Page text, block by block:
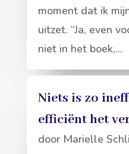
moment dat ik
uitzet. “Ja, even
niet in het boek,...
Niets is zo
efficiënt het
door Marielle